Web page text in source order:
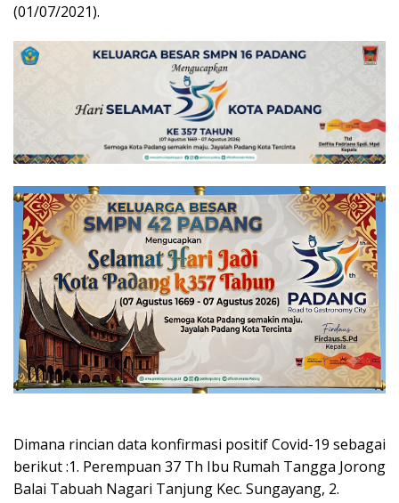
(01/07/2021).
Dimana rincian data konfirmasi positif Covid-19 sebagai
berikut :1. Perempuan 37 Th Ibu Rumah Tangga Jorong
Balai Tabuah Nagari Tanjung Kec. Sungayang, 2.